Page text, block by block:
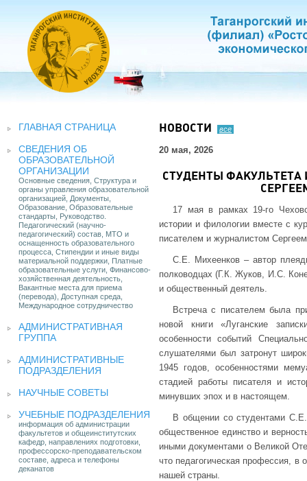
ГЛАВНАЯ СТРАНИЦА
СВЕДЕНИЯ ОБ
ОБРАЗОВАТЕЛЬНОЙ
ОРГАНИЗАЦИИ
Основные сведения, Структура и
органы управления образовательной
организацией, Документы,
Образование, Образовательные
стандарты, Руководство.
Педагогический (научно-
педагогический) состав, МТО и
оснащенность образовательного
процесса, Стипендии и иные виды
материальной поддержки, Платные
образовательные услуги, Финансово-
хозяйственная деятельность,
Вакантные места для приема
(перевода), Доступная среда,
Международное сотрудничество
АДМИНИСТРАТИВНАЯ
ГРУППА
АДМИНИСТРАТИВНЫЕ
ПОДРАЗДЕЛЕНИЯ
НАУЧНЫЕ СОВЕТЫ
УЧЕБНЫЕ ПОДРАЗДЕЛЕНИЯ
информация об администрации
факультетов и общеинститутских
кафедр, направлениях подготовки,
профессорско-преподавательском
составе, адреса и телефоны
деканатов
НОВОСТИ все
20 мая, 2026
СТУДЕНТЫ
17 мая в рамках 19-го
истории и филологии вместе с
писателем и журналистом
С.Е. Михеенков – автор
полководцах (Г.К. Жуков, И.С.
и общественный деятель.
Встреча с писателем была
новой книги «Луганские
особенности событий
слушателями был затронут
1945 годов, особенностями
стадией работы писателя и
минувших эпох и в настоящем.
В общении со студентами С.Е.
общественное единство и
иными документами о Великой
что педагогическая профессия, в
нашей страны.